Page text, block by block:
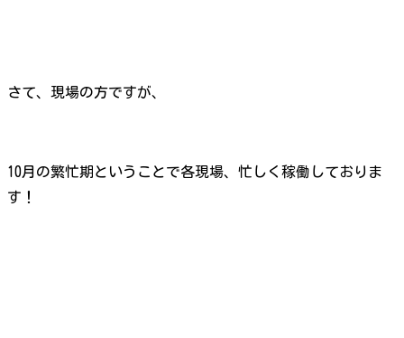
さて、現場の方ですが、
10月の繁忙期ということで各現場、忙しく稼働しておりま
す！